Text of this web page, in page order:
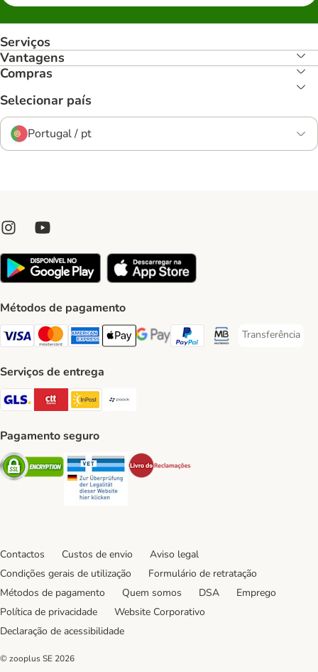
Serviços
Vantagens
Compras
Selecionar país
Portugal / pt
Métodos de pagamento
Visa Payment Method
Mastercard Payment Method
American Express Payment Method
Apple Pay Payment Method
Google Pay Payment Method
PayPal Payment Method
Multibanco Payment
Transferência
Transferência
Serviços de entrega
GLS Shipping Method
CTTExpress Shipping Method
InPost Shipping Method
Pagamento seguro
Security Security
Contactos Custos de envio
Aviso legal
Condições gerais de utilização
Formulário de retratação
Métodos de pagamento
Quem somos DSA
Emprego
Política de privacidade
Website Corporativo
Declaração de acessibilidade
© zooplus SE 2026